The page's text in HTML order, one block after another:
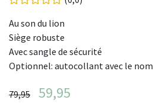
Au son du lion
Siège robuste
Avec sangle de sécurité
Optionnel: autocollant avec le nom
79,95 59,95